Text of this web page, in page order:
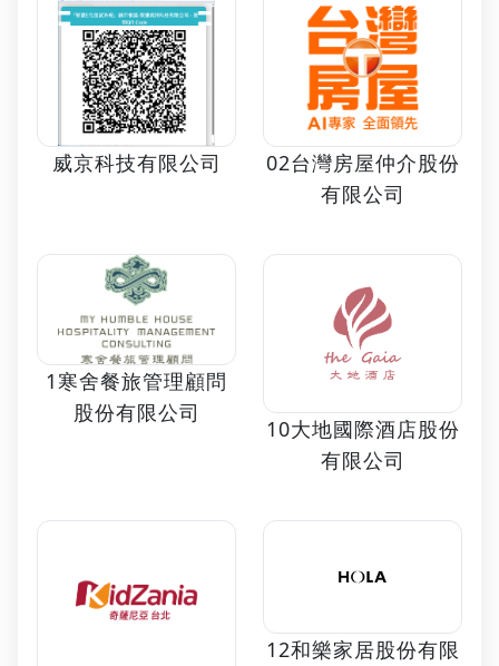
威京科技有限公司
02台灣房屋仲介股份
有限公司
1寒舍餐旅管理顧問
股份有限公司
10大地國際酒店股份
有限公司
12和樂家居股份有限